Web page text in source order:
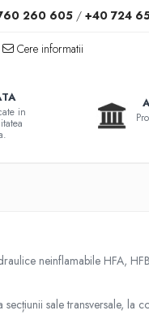
260 605 /+40 724
Cere informatii
in
neinflamabile HFA,
sale transversale, la